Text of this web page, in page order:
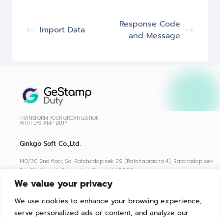
We value your privacy
We use cookies to enhance your browsing experience,
serve personalized ads or content, and analyze our
Import Data
Response Code
and Message
TRANSFORM YOUR ORGANIZATION
WITH E-STAMP DUTY
Ginkgo Soft Co.,Ltd.
140/30 2nd floor, Soi Ratchadapisek 29 (Ratchapracha 4), Ratchadapisek
Rd., Chatuchak, Chatuchak, Bangkok 10900
Support : 02-026-5255
Features